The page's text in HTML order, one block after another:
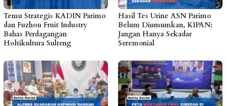
Temu Strategis KADIN Parimo
dan Fuzhou Fruit Industry
Bahas Perdagangan
Holtikultura Sulteng
Hasil Tes Urine ASN Parimo
Belum Diumumkan, KIPAN:
Jangan Hanya Sekadar
Seremonial